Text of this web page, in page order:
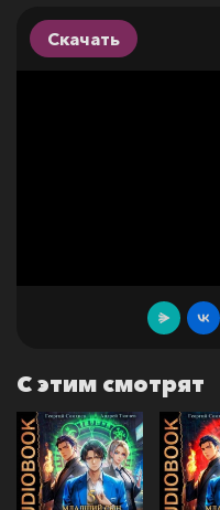
Скачать
С этим смотрят